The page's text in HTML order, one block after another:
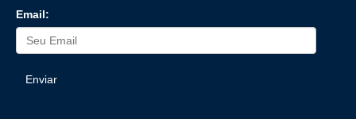
Email:
Enviar